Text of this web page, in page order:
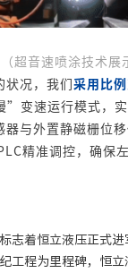
（超音速喷涂技术展
状况，我们采用比
变速运行模式，实
与外置静磁栅位移
精准调控，确保
志着恒立液压正式进
工程为里程碑，恒